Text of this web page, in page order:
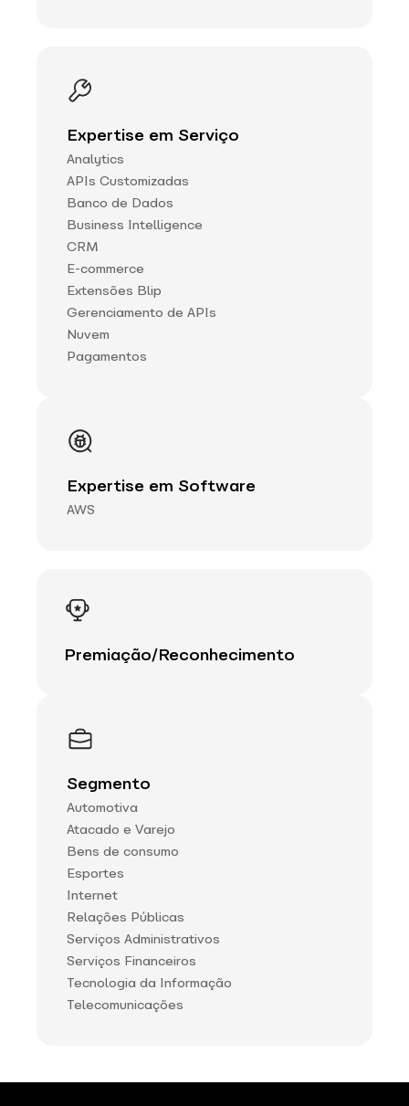
Expertise em Serviço
Analytics
APIs Customizadas
Banco de Dados
Business Intelligence
CRM
E-commerce
Extensões Blip
Gerenciamento de APIs
Nuvem
Pagamentos
Expertise em Software
AWS
Premiação/Reconhecimento
Segmento
Automotiva
Atacado e Varejo
Bens de consumo
Esportes
Internet
Relações Públicas
Serviços Administrativos
Serviços Financeiros
Tecnologia da Informação
Telecomunicações